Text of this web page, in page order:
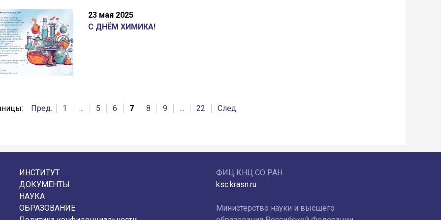
23 мая 2025
С ДНЁМ ХИМИКА!
Пред. 1 ... 5 6 7 8 9 ... 22 След.
ИНСТИТУТ
ДОКУМЕНТЫ
НАУКА
ОБРАЗОВАНИЕ
ФИЦ КНЦ СО РАН
ksc.krasn.ru
Министерство науки и высшего